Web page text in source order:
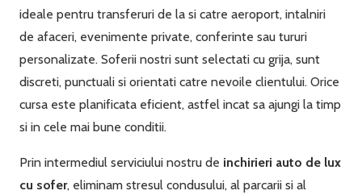
ideale pentru transferuri de la si catre aeroport, intalniri
de afaceri, evenimente private, conferinte sau tururi
personalizate. Soferii nostri sunt selectati cu grija, sunt
discreti, punctuali si orientati catre nevoile clientului. Orice
cursa este planificata eficient, astfel incat sa ajungi la timp
si in cele mai bune conditii.
Prin intermediul serviciului nostru de inchirieri auto de lux
cu sofer, eliminam stresul condusului, al parcarii si al